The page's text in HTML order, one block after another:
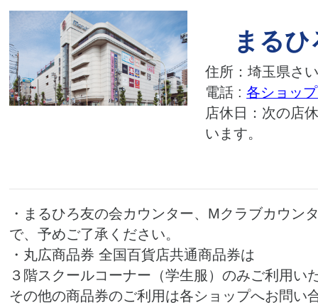
まる
住所：埼玉県さ
電話 :各ショッ
店休日：次の店
います。
・まるひろ友の会カウンター、Mクラブカウン
で、予めご了承ください。
・丸広商品券 全国百貨店共通商品券は
３階スクールコーナー（学生服）のみご利用い
その他の商品券のご利用は各ショップへお問い